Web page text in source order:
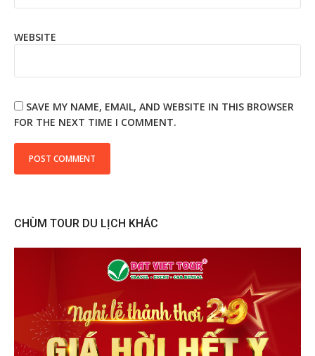
WEBSITE
SAVE MY NAME, EMAIL, AND WEBSITE IN THIS BROWSER
FOR THE NEXT TIME I COMMENT.
CHÙM TOUR DU LỊCH KHÁC